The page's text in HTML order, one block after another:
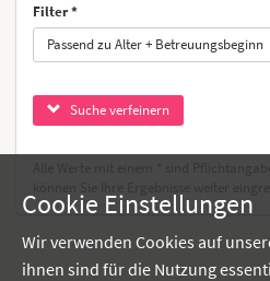
Filter
Passend zu Alter + Betreuungsbeginn
Suche verfeinern
Cookie Einstellungen
Wir verwenden Cookies auf
ihnen sind für die Nutzung